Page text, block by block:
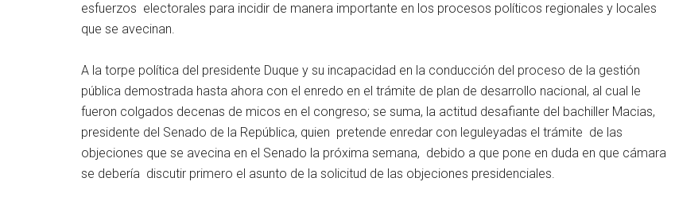
esfuerzos electorales para incidir de manera importante en los procesos políticos regionales y locales
que se avecinan.
A la torpe política del presidente Duque y su incapacidad en la conducción del proceso de la gestión
pública demostrada hasta ahora con el enredo en el trámite de plan de desarrollo nacional, al cual le
fueron colgados decenas de micos en el congreso; se suma, la actitud desafiante del bachiller Macias,
presidente del Senado de la República, quien pretende enredar con leguleyadas el trámite de las
objeciones que se avecina en el Senado la próxima semana, debido a que pone en duda en que cámara
se debería discutir primero el asunto de la solicitud de las objeciones presidenciales.